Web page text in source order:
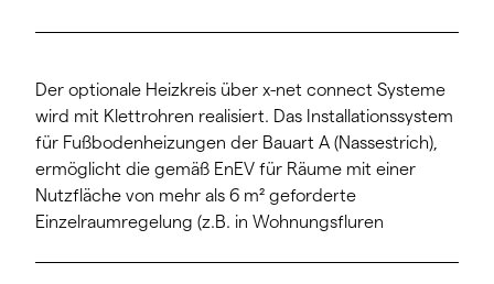
Der optionale Heizkreis über x-net connect Systeme
wird mit Klettrohren realisiert. Das Installationssystem
für Fußbodenheizungen der Bauart A (Nassestrich),
ermöglicht die gemäß EnEV für Räume mit einer
Nutzfläche von mehr als 6 m² geforderte
Einzelraumregelung (z.B. in Wohnungsfluren